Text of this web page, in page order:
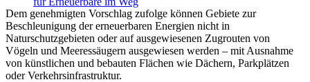
Dem genehmigten Vorschlag zufolge können Gebiete zur
Beschleunigung der erneuerbaren Energien nicht in
Naturschutzgebieten oder auf ausgewiesenen Zugrouten von
Vögeln und Meeressäugern ausgewiesen werden – mit Ausnahme
von künstlichen und bebauten Flächen wie Dächern, Parkplätzen
oder Verkehrsinfrastruktur.